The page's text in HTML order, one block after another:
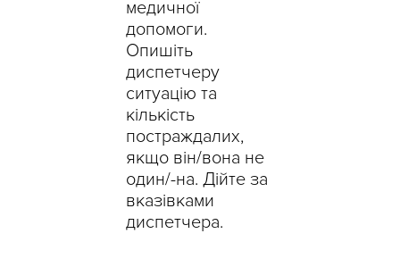
медичної
допомоги.
Опишіть
диспетчеру
ситуацію та
кількість
постраждалих,
якщо він/вона не
один/-на. Дійте за
вказівками
диспетчера.